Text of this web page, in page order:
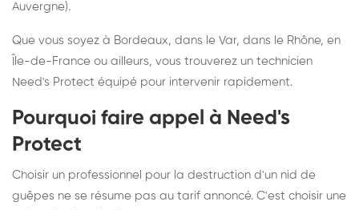
Auvergne).
Que vous soyez à Bordeaux, dans le Var, dans le Rhône, en
Île-de-France ou ailleurs, vous trouverez un technicien
Need's Protect équipé pour intervenir rapidement.
Pourquoi faire appel à Need's
Protect
Choisir un professionnel pour la destruction d'un nid de
guêpes ne se résume pas au tarif annoncé. C'est choisir une